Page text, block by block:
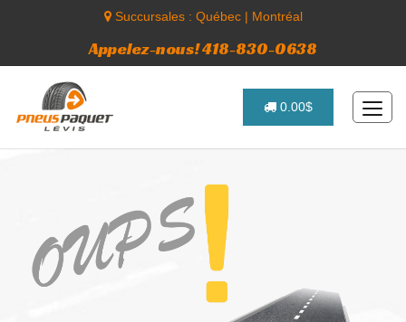
Succursales : Québec| Montréal
Appelez-nous! 418-830-0638
0.00$